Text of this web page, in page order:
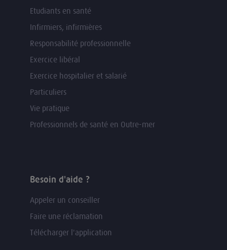
Etudiants en santé
Infirmiers, infirmières
Responsabilité professionnelle
Exercice libéral
Exercice hospitalier et salarié
Particuliers
Vie pratique
Professionnels de santé en Outre-mer
Besoin d'aide ?
Appeler un conseiller
Faire une réclamation
Télécharger l'application